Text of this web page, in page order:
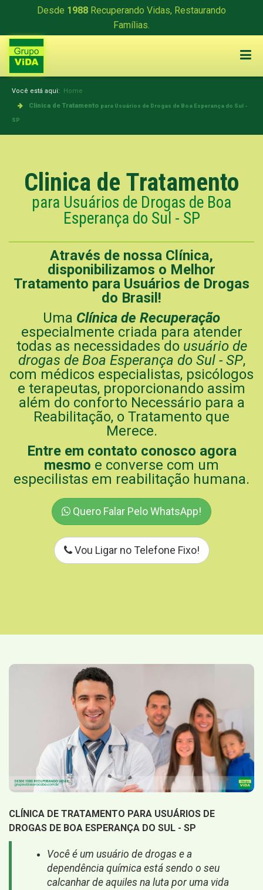
Desde 1988 Recuperando Vidas, Restaurando
Famílias.
Você está aqui: Home
Clinica de Tratamento para Usuários de Drogas de Boa Esperança do Sul -
SP
Clinica de Tratamento
para Usuários de Drogas de Boa
Esperança do Sul - SP
Através de nossa Clínica,
disponibilizamos o Melhor
Tratamento para Usuários de Drogas
do Brasil!
Uma Clínica de Recuperação
especialmente criada para atender
todas as necessidades do usuário de
drogas de Boa Esperança do Sul - SP,
com médicos especialistas, psicólogos
e terapeutas, proporcionando assim
além do conforto Necessário para a
Reabilitação, o Tratamento que
Merece.
Entre em contato conosco agora
mesmo e converse com um
especilistas em reabilitação humana.
Quero Falar Pelo WhatsApp!
Vou Ligar no Telefone Fixo!
CLÍNICA DE TRATAMENTO PARA USUÁRIOS DE
DROGAS DE BOA ESPERANÇA DO SUL - SP
Você é um usuário de drogas e a
dependência química está sendo o seu
calcanhar de aquiles na luta por uma vida